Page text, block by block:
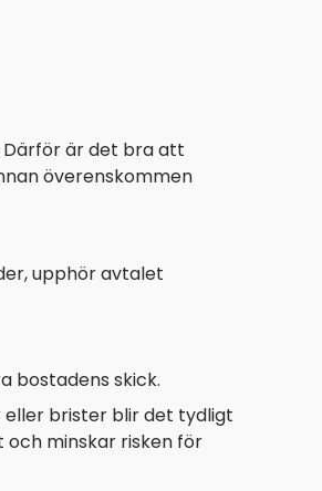
är det bra att
överenskommen
upphör avtalet
bostadens skick.
brister blir det tydligt
minskar risken för